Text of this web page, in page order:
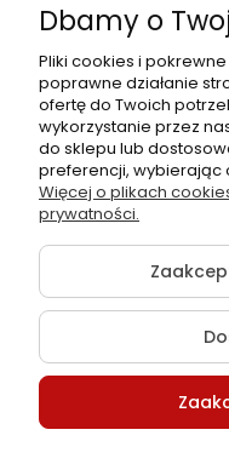
info@folia-
Podmiot
odpowiedzialny:
Dbamy o
Pliki cookies i
poprawne działanie
ofertę do Twoich
wykorzystanie przez
do sklepu lub
preferencji, wybierając
Więcej o plikach
prywatności.